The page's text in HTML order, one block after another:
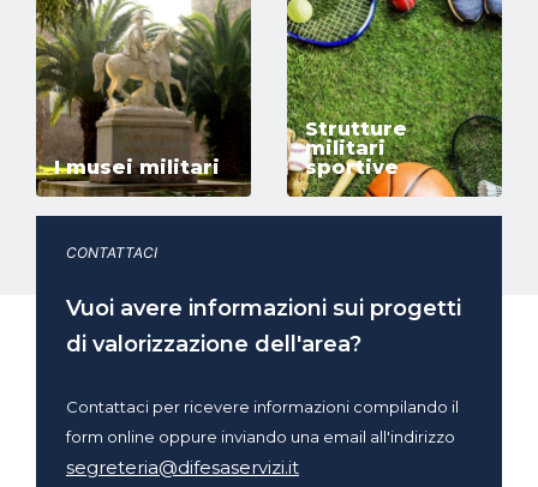
I musei militari
Strutture
militari
sportive
CONTATTACI
Vuoi avere informazioni sui progetti
di valorizzazione dell'area?
Contattaci per ricevere informazioni compilando il
form online oppure inviando una email all'indirizzo
segreteria@difesaservizi.it